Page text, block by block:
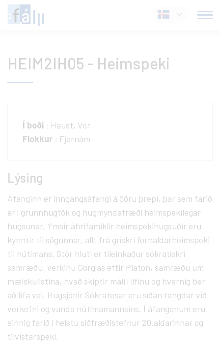
Fara
í
Íslenska
HEIM2IH05 - Heimspeki
Í boði : Haust, Vor
Flokkur : Fjarnám
Lýsing
Áfanginn er inngangsáfangi á öðru þrepi, þar sem farið
er í grunnhugtök og hugmyndafræði heimspekilegar
hugsunar. Ýmsir áhrifamiklir heimspekihugsuðir eru
kynntir til sögunnar, allt frá grískri fornaldarheimspeki
til nútímans. Stór hluti er tileinkaður sókratískri
samræðu, verkinu Gorgías eftir Platon, samræðu um
mælskulistina, hvað skiptir máli í lífinu og hvernig ber
að lifa vel. Hugsjónir Sókratesar eru síðan tengdar við
verkefni og vanda nútímamannsins. Í áfanganum eru
einnig farið í helstu siðfræðistefnur 20.aldarinnar og
tilvistarspeki.